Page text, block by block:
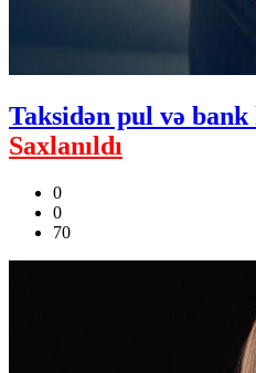
Taksidən pul və
Saxlanıldı
0
0
70